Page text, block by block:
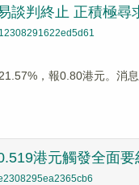
談判終止 正積極尋
，報0.80港元。
港元觸發全面要